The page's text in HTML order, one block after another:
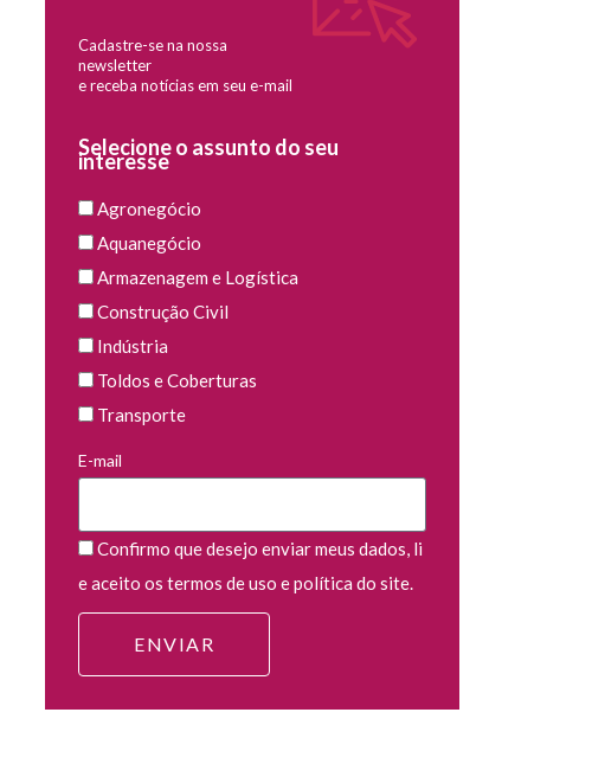
Cadastre-se na nossa
newsletter
e receba notícias em seu e-mail
Selecione o assunto do seu
interesse
Agronegócio
Aquanegócio
Armazenagem e Logística
Construção Civil
Indústria
Toldos e Coberturas
Transporte
E-mail
Confirmo que desejo enviar meus dados, li
e aceito os termos de uso e política do site.